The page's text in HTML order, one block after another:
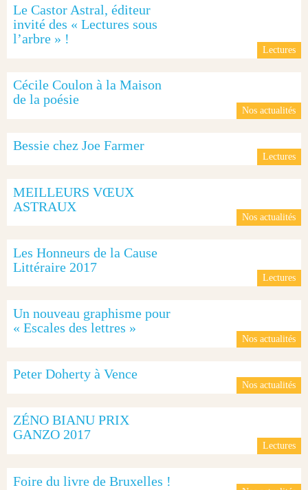
Lectures
Le Castor Astral, éditeur
invité des « Lectures sous
l’arbre » !
Nos actualités
Cécile Coulon à la Maison
de la poésie
Lectures
Bessie chez Joe Farmer
Nos actualités
MEILLEURS VŒUX
ASTRAUX
Lectures
Les Honneurs de la Cause
Littéraire 2017
Nos actualités
Un nouveau graphisme pour
« Escales des lettres »
Nos actualités
Peter Doherty à Vence
Lectures
ZÉNO BIANU PRIX
GANZO 2017
Foire du livre de Bruxelles !